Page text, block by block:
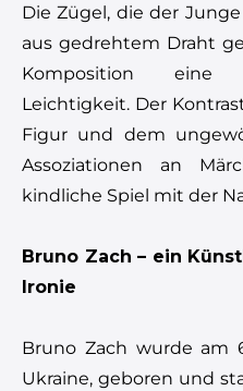
Die Zügel, die der
aus gedrehtem Draht
Komposition eine
Leichtigkeit. Der
Figur und dem
Assoziationen an
kindliche Spiel mit der
Bruno Zach – ein
Ironie
Bruno Zach wurde am
Ukraine, geboren und